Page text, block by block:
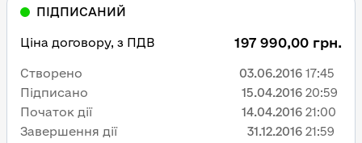
ПІДПИСАНИЙ
Ціна договору, з ПДВ 197 990,00 грн.
Створено 03.06.2016 17:45
Підписано
15.04.2016 20:59
Початок дії
14.04.2016 21:00
Завершення дії
31.12.2016 21:59